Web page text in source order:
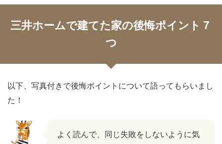
三井ホームで建てた家の後悔ポイント７
つ
以下、写真付きで後悔ポイントについて語ってもらいまし
た！
よく読んで、同じ失敗をしないように気